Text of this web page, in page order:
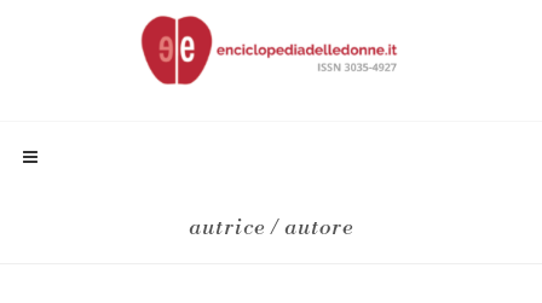
autrice / autore